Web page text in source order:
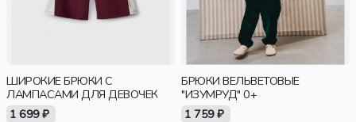
ШИРОКИЕ БРЮКИ С
ЛАМПАСАМИ ДЛЯ ДЕВОЧЕК
1 699 ₽
БРЮКИ ВЕЛЬВЕТОВЫЕ
"ИЗУМРУД" 0+
1 759 ₽